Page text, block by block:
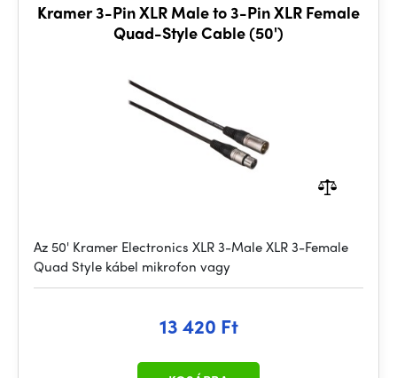
Kramer 3-Pin XLR Male to 3-Pin XLR Female
Quad-Style Cable (50')
Az 50' Kramer Electronics XLR 3-Male XLR 3-Female
Quad Style kábel mikrofon vagy
13 420 Ft